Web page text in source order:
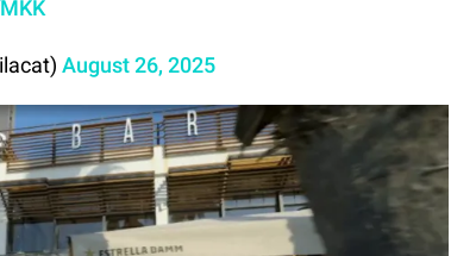
August 26, 2025